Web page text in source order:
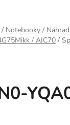
/ Notebooky /
/ AIC70 /